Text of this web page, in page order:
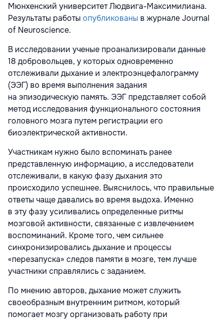
Мюнхенский университет Людвига-Максимилиана.
Результаты работы опубликованы в журнале Journal
of Neuroscience.
В исследовании ученые проанализировали данные
18 добровольцев, у которых одновременно
отслеживали дыхание и электроэнцефалограмму
(ЭЭГ) во время выполнения задания
на эпизодическую память. ЭЭГ представляет собой
метод исследования функционального состояния
головного мозга путем регистрации его
биоэлектрической активности.
Участникам нужно было вспоминать ранее
представленную информацию, а исследователи
отслеживали, в какую фазу дыхания это
происходило успешнее. Выяснилось, что правильные
ответы чаще давались во время выдоха. Именно
в эту фазу усиливались определенные ритмы
мозговой активности, связанные с извлечением
воспоминаний. Кроме того, чем сильнее
синхронизировались дыхание и процессы
«перезапуска» следов памяти в мозге, тем лучше
участники справлялись с заданием.
По мнению авторов, дыхание может служить
своеобразным внутренним ритмом, который
помогает мозгу организовать работу при